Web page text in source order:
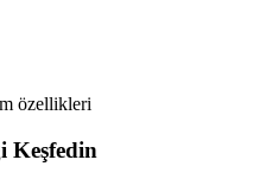
özellikleri
Keşfedin